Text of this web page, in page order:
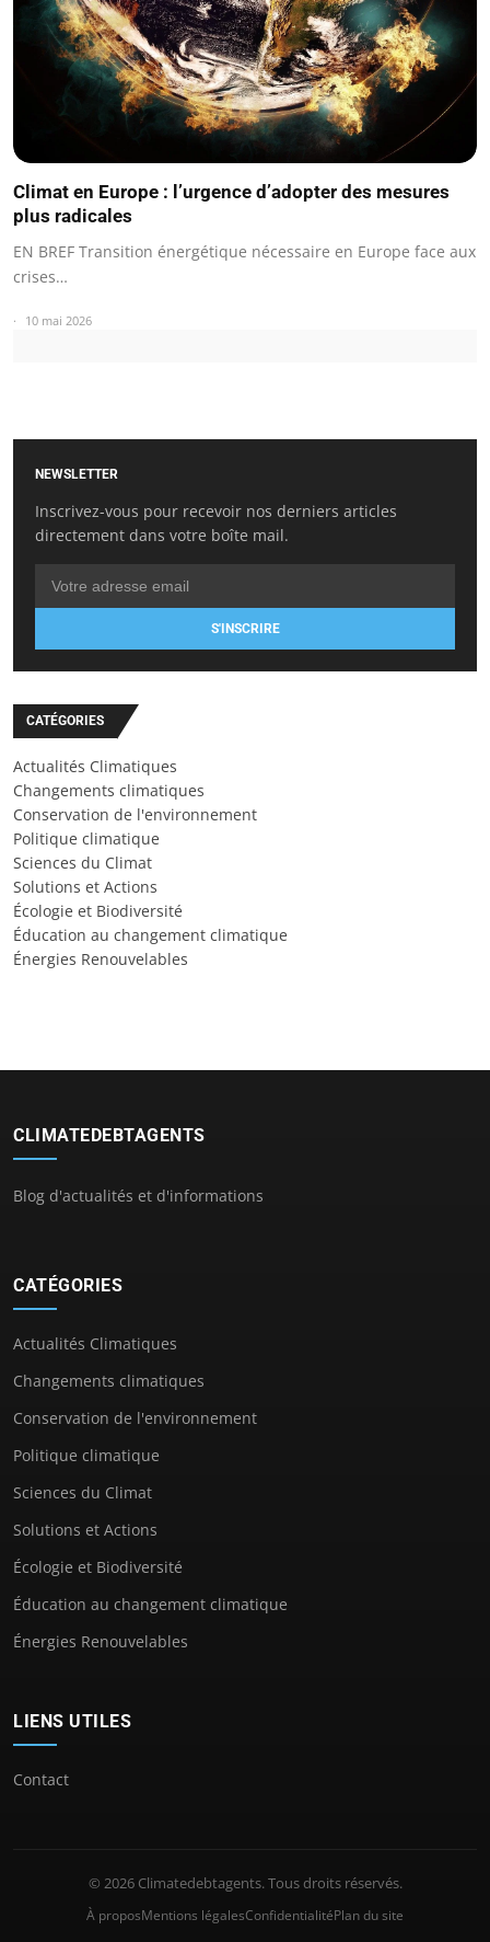
Climat en Europe : l’urgence d’adopter des mesures
plus radicales
EN BREF Transition énergétique nécessaire en Europe face aux
crises…
10 mai 2026
NEWSLETTER
Inscrivez-vous pour recevoir nos derniers articles
directement dans votre boîte mail.
S'INSCRIRE
CATÉGORIES
Actualités Climatiques
Changements climatiques
Conservation de l'environnement
Politique climatique
Sciences du Climat
Solutions et Actions
Écologie et Biodiversité
Éducation au changement climatique
Énergies Renouvelables
CLIMATEDEBTAGENTS
Blog d'actualités et d'informations
CATÉGORIES
Actualités Climatiques
Changements climatiques
Conservation de l'environnement
Politique climatique
Sciences du Climat
Solutions et Actions
Écologie et Biodiversité
Éducation au changement climatique
Énergies Renouvelables
LIENS UTILES
Contact
© 2026 Climatedebtagents. Tous droits réservés.
À proposMentions légalesConfidentialitéPlan du site